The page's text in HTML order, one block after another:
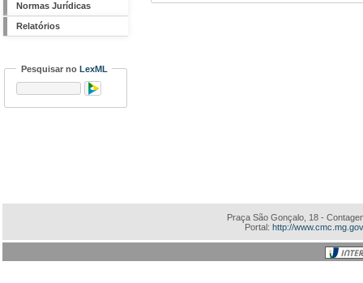
Normas Jurídicas
Relatórios
Pesquisar no LexML
Praça São Gonçalo, 18 -
Portal: http://